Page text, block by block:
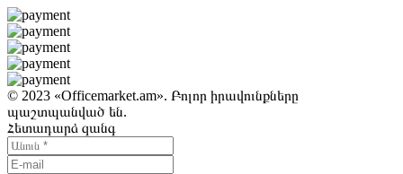
© 2023 «Officemarket.am». Բոլոր իրավունքները
պաշտպանված են.
Հետադարձ զանգ